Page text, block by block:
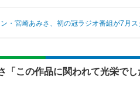
ショッピング
エンタメTOP
音楽
ライフTOP
ペット
・宮崎あみさ、初の冠ラジオ番組が7月ス
「この作品に関われて光栄で